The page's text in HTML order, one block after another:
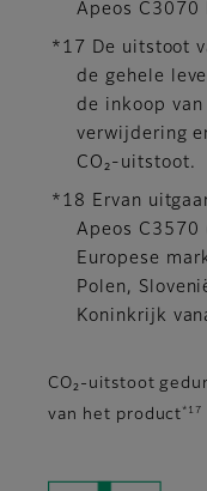
Apeos C3070
*17 De uitstoot
de gehele
de inkoop
verwijdering
CO₂-uitstoot.
*18 Ervan
Apeos C3570
Europese
Polen,
Koninkrijk
CO₂-uitstoot
van het product *17